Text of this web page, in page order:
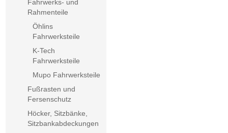
Fahrwerks- und
Rahmenteile
Öhlins
Fahrwerksteile
K-Tech
Fahrwerksteile
Mupo Fahrwerksteile
Fußrasten und
Fersenschutz
Höcker, Sitzbänke,
Sitzbankabdeckungen